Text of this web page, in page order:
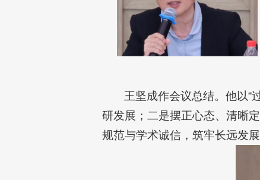
王坚成作会议总结。他以“
研发展；二是摆正心态、清晰
规范与学术诚信，筑牢长远发